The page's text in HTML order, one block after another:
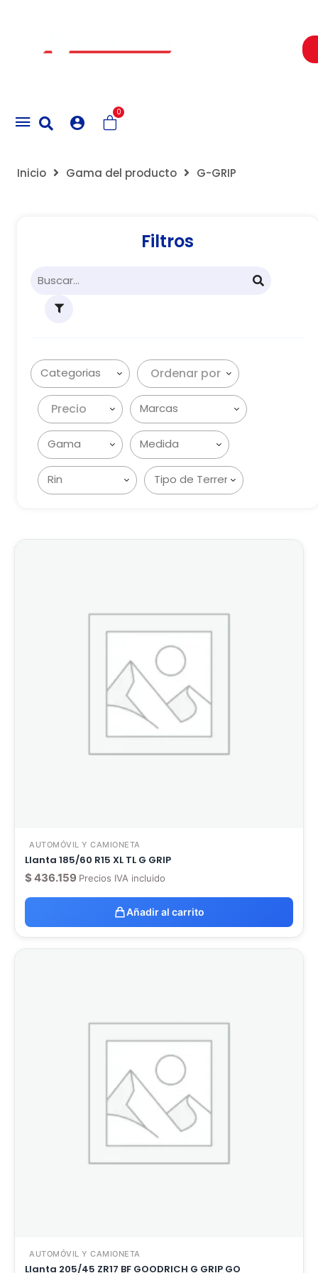
0
Inicio Gama del producto G-GRIP
Filtros
Ordenar por
Precio
AUTOMÓVIL Y CAMIONETA
Llanta 185/60 R15 XL TL G GRIP
$ 436.159 Precios IVA incluido
Añadir al carrito
AUTOMÓVIL Y CAMIONETA
Llanta 205/45 ZR17 BF GOODRICH G GRIP GO